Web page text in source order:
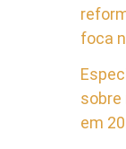
foca
sobre
em